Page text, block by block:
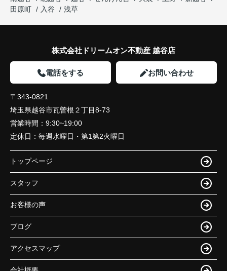
田原町
入谷 浅草
株式会社ドリームオン不動産 越谷店
電話をする お問い合わせ
〒343-0821
埼玉県越谷市瓦曽根２丁目8-73
営業時間： 9:30~19:00
定休日： 毎週水曜日・第1第2火曜日
トップページ
スタッフ
お客様の声
ブログ
アクセスマップ